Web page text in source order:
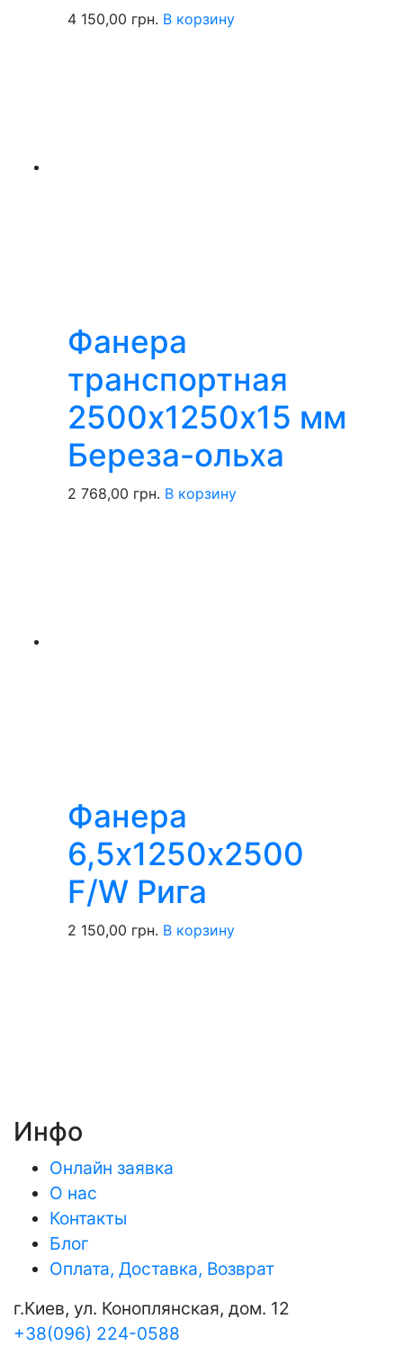
4 150,00 грн. В корзину
Фанера
транспортная
2500х1250х15 мм
Береза-ольха
2 768,00 грн. В корзину
Фанера
6,5х1250х2500
F/W Рига
2 150,00 грн. В корзину
Инфо
Онлайн заявка
О нас
Контакты
Блог
Оплата, Доставка, Возврат
г.Киев, ул. Коноплянская, дом. 12
+38(096) 224-0588